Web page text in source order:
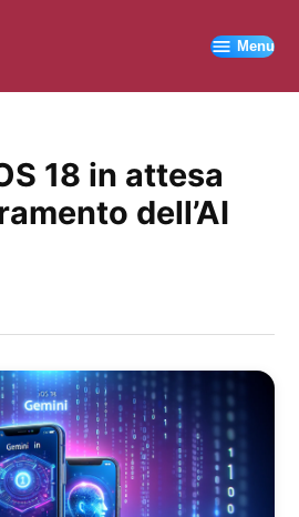
Menu
18 in attesa
dell’AI